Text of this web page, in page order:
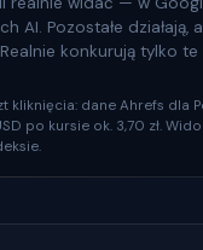
AI. Pozostałe działają,
konkurują tylko
kliknięcia: dane Ahrefs dla
po kursie ok. 3,70 zł.